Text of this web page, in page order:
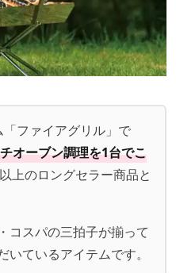
ファイアグリル」で
オーブン調理を1台でこ
上のロングセラー商品と
コスパの三拍子が揃って
ているアイテムです。